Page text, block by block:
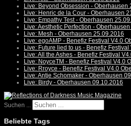
Live: Beyond Obsession - Oberhausen
Live: Henric de la Cour - Oberhausen
Live: Empathy Test - Oberhausen
Live: Aesthetic Perfection -
Live: Mesh - Oberhausen 25.09.2016
Live: egoAMP - Benefiz Festival V4.0
Live: Future lied to us - Benefiz
Live: All the Ashes - Benefiz Festival
Live: NoyceTM - Benefiz Festival V4.0
Live: Rroyce - Benefiz Festival V4.0
Live: Antje Schomaker - Oberhausen
Live: Birdy - Oberhausen 09.10.2016
Suchen ...
Beliebte Tags